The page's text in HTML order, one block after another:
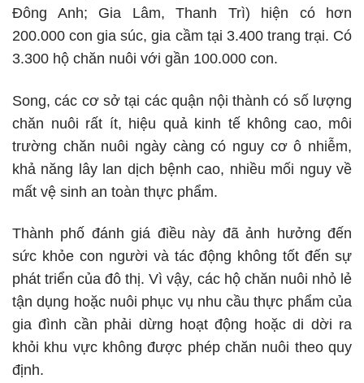
Đông Anh; Gia Lâm, Thanh Trì) hiện có hơn
200.000 con gia súc, gia cầm tại 3.400 trang trại. Có
3.300 hộ chăn nuôi với gần 100.000 con.
Song, các cơ sở tại các quận nội thành có số lượng
chăn nuôi rất ít, hiệu quả kinh tế không cao, môi
trường chăn nuôi ngày càng có nguy cơ ô nhiễm,
khả năng lây lan dịch bệnh cao, nhiều mối nguy về
mất vệ sinh an toàn thực phẩm.
Thành phố đánh giá điều này đã ảnh hưởng đến
sức khỏe con người và tác động không tốt đến sự
phát triển của đô thị. Vì vậy, các hộ chăn nuôi nhỏ lẻ
tận dụng hoặc nuôi phục vụ nhu cầu thực phẩm của
gia đình cần phải dừng hoạt động hoặc di dời ra
khỏi khu vực không được phép chăn nuôi theo quy
định.